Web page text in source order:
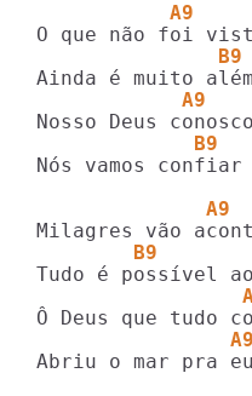
A9
B9
Nós vamos
A9
B9